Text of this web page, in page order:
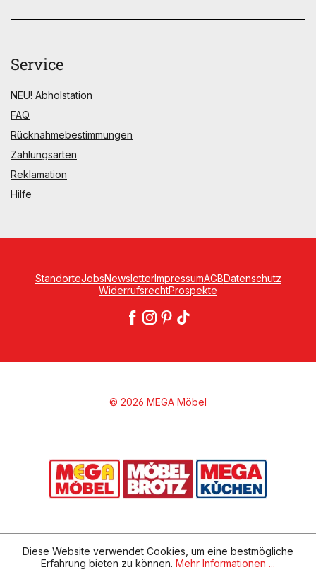
Service
NEU! Abholstation
FAQ
Rücknahmebestimmungen
Zahlungsarten
Reklamation
Hilfe
StandorteJobsNewsletterImpressumAGBDatenschutz
WiderrufsrechtProspekte
© 2026 MEGA Möbel
Diese Website verwendet Cookies, um eine bestmögliche
Erfahrung bieten zu können. Mehr Informationen ...